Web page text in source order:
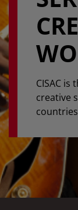
CISAC
creative